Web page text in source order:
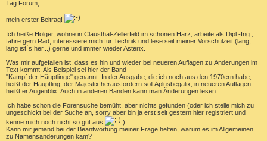
t
a
g
Tag Forum,
mein erster Beitrag!
Ich heiße Holger, wohne in Clausthal-Zellerfeld im schönen Harz, arbeite als Dipl.-Ing.,
fahre gern Rad, interessiere mich für Technik und lese seit meiner Vorschulzeit (lang,
lang ist´s her...) gerne und immer wieder Asterix.
Was mir aufgefallen ist, dass es hin und wieder bei neueren Auflagen zu Änderungen im
Text kommt. Als Beispiel sei hier der Band
"Kampf der Häuptlinge" genannt. In der Ausgabe, die ich noch aus den 1970ern habe,
heißt der Häuptling, der Majestix herausfordern soll Aplusbegalix, in neueren Auflagen
heißt er Augenblix. Auch in anderen Bänden kann man Änderungen lesen.
Ich habe schon die Forensuche bemüht, aber nichts gefunden (oder ich stelle mich zu
ungeschickt bei der Suche an, sorry aber bin ja erst seit gestern hier registriert und
kenne mich noch nicht so gut aus
).
Kann mir jemand bei der Beantwortung meiner Frage helfen, warum es im Allgemeinen
zu Namensänderungen kam?